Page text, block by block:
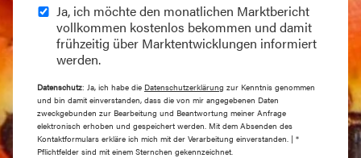
Ja, ich möchte den monatlichen Marktbericht
vollkommen kostenlos bekommen und damit
frühzeitig über Marktentwicklungen informiert
werden.
Datenschutz: Ja, ich habe die Datenschutzerklärung zur Kenntnis genommen
und bin damit einverstanden, dass die von mir angegebenen Daten
zweckgebunden zur Bearbeitung und Beantwortung meiner Anfrage
elektronisch erhoben und gespeichert werden. Mit dem Absenden des
Kontaktformulars erkläre ich mich mit der Verarbeitung einverstanden. | *
Pflichtfelder sind mit einem Sternchen gekennzeichnet.